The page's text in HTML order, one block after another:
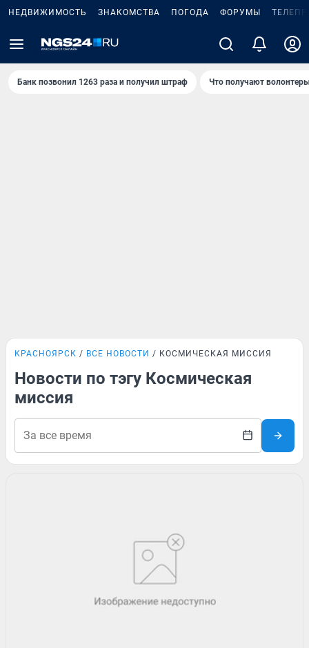
НЕДВИЖИМОСТЬ ЗНАКОМСТВА ПОГОДА ФОРУМЫ
Банк позвонил 1263 раза и получил штраф Что получают
КРАСНОЯРСК ВСЕ НОВОСТИ КОСМИЧЕСКАЯ МИССИЯ
Новости по тэгу Космическая
миссия